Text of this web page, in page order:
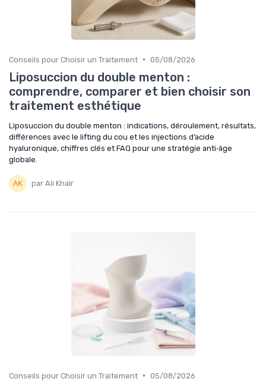
Conseils pour Choisir un Traitement • 05/08/2026
Liposuccion du double menton :
comprendre, comparer et bien choisir son
traitement esthétique
Liposuccion du double menton : indications, déroulement, résultats,
différences avec le lifting du cou et les injections d’acide
hyaluronique, chiffres clés et FAQ pour une stratégie anti‑âge
globale.
par Ali Khaïr
Conseils pour Choisir un Traitement • 05/08/2026